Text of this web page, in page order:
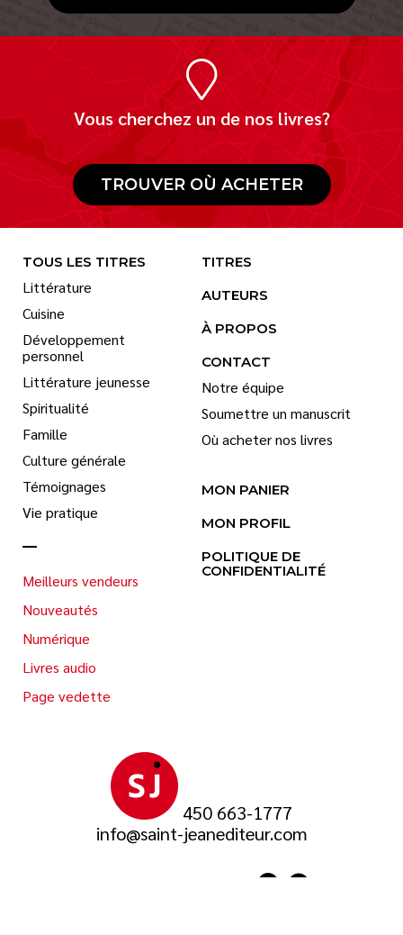
Vous cherchez un de nos livres?
TROUVER OÙ ACHETER
450 663-1777
info@saint-jeanediteur.com
TOUS LES TITRES
Littérature
Cuisine
Développement
personnel
Littérature jeunesse
Spiritualité
Famille
Culture générale
Témoignages
Vie pratique
Meilleurs vendeurs
Nouveautés
Numérique
Livres audio
Page vedette
TITRES
AUTEURS
À PROPOS
CONTACT
Notre équipe
Soumettre un manuscrit
Où acheter nos livres
MON PANIER
MON PROFIL
POLITIQUE DE
CONFIDENTIALITÉ